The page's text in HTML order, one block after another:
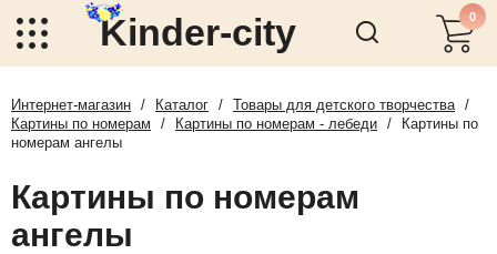
Kinder-city 0
Интернет-магазин / Каталог / Товары для детского творчества /
Картины по номерам
/ Картины по номерам - лебеди /
Картины по
номерам ангелы
Картины по номерам
ангелы